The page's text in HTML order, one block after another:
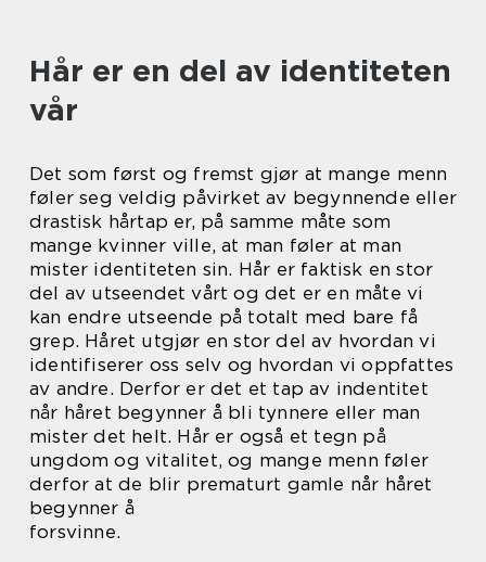
Hår er en del av identiteten
vår
Det som først og fremst gjør at mange menn
føler seg veldig påvirket av begynnende eller
drastisk hårtap er, på samme måte som
mange kvinner ville, at man føler at man
mister identiteten sin. Hår er faktisk en stor
del av utseendet vårt og det er en måte vi
kan endre utseende på totalt med bare få
grep. Håret utgjør en stor del av hvordan vi
identifiserer oss selv og hvordan vi oppfattes
av andre. Derfor er det et tap av indentitet
når håret begynner å bli tynnere eller man
mister det helt. Hår er også et tegn på
ungdom og vitalitet, og mange menn føler
derfor at de blir prematurt gamle når håret
begynner å
forsvinne.